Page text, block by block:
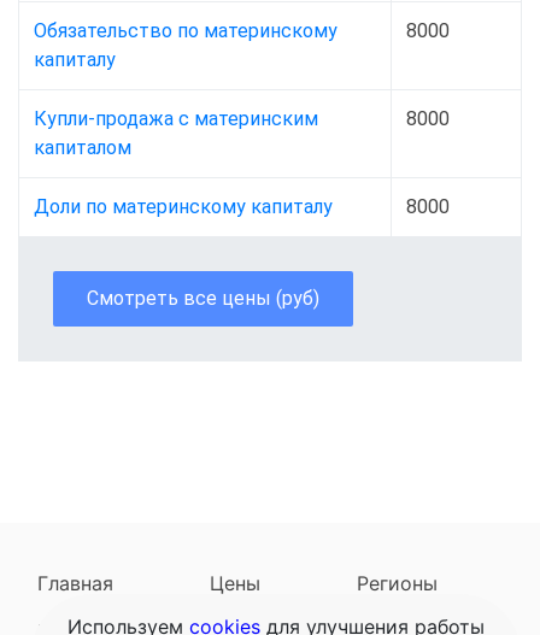
Обязательство по материнскому
капиталу
8000
Купли-продажа с материнским
капиталом
8000
Доли по материнскому капиталу 8000
Смотреть все цены (руб)
Главная Цены
Регионы
Используем cookies для улучшения работы